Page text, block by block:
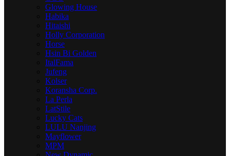
Glowing House
Habika
Hitaishi
Holly Corporation
Horse
Hsin Bi Golden
ItalFamа
Jufeng
Kolser
Koransha Corp.
La Perla
LatStile
Lucky Cats
LULU Nanjing
Mayflower
MPM